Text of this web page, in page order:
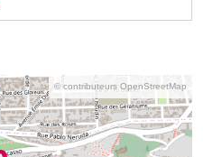
© contributeurs OpenStreetMap